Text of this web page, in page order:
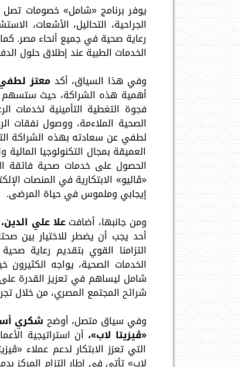
رعاية صحية في جميع أنحاء مصر.
الخدمات الطبية عند إطلاق حلول
وفي هذا السياق، أكد معتز
أهمية هذه الشراكة، حيث ستسهم
لطفي عن سعادته بهذه الشراكة
العميقة بمجال التكنولوجيا
الحصول على خدمات صحية
«ڤاليو» الابتكارية في المنصات
إيجابي وملموس في حياة المرضى.
ومن جانبها، أضافتعلا علي
أحد يجب أن يضطر للاختيار بين
التزامنا القوي بتقديم رعاية
الخدمات الصحية، يواجه الكثيرون
شامل ليساهم في تعزيز القدرة
شرائح المجتمع المصري، من خلال
وفي سياق متصل، أوضح شكري
«ڤيزيتا لاب»، أن استراتيجية
التي تعزز الابتكار لدعم عملاء
لاب» تأتي في إطار التزام المركز